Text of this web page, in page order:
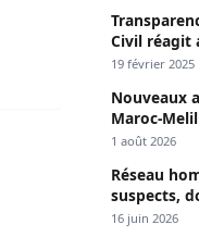
Civil réagit
comptes
19 février 2025
Nouveaux
Maroc-
passage
1 août 2026
Réseau
suspects,
Keur
16 juin 2026